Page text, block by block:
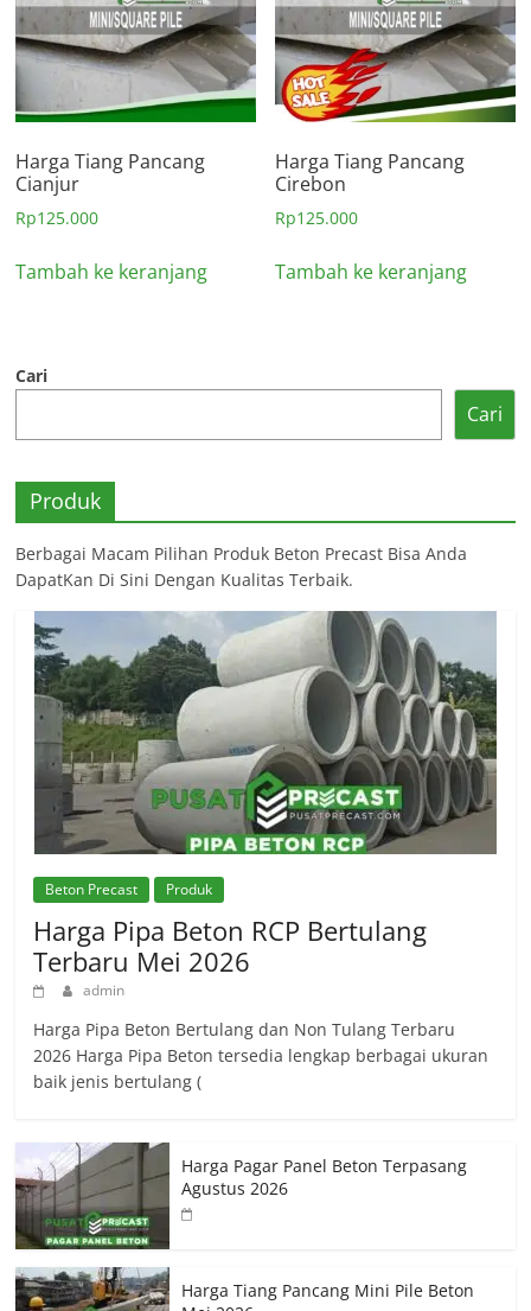
Harga Tiang Pancang
Cianjur
Rp125.000
Tambah ke keranjang
Harga Tiang Pancang
Cirebon
Rp125.000
Tambah ke keranjang
Cari
Cari
Produk
Berbagai Macam Pilihan Produk Beton Precast Bisa Anda
DapatKan Di Sini Dengan Kualitas Terbaik.
Beton Precast Produk
Harga Pipa Beton RCP Bertulang
Terbaru Mei 2026
admin
Harga Pipa Beton Bertulang dan Non Tulang Terbaru
2026 Harga Pipa Beton tersedia lengkap berbagai ukuran
baik jenis bertulang (
Harga Pagar Panel Beton Terpasang
Agustus 2026
Harga Tiang Pancang Mini Pile Beton